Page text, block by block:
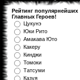
Рейтинг популярнейших
Главных Героев!
Цукунэ
Юки Рито
Амакава Юто
Какеру
Кинджи
Томоки
Татсуми
Казуя